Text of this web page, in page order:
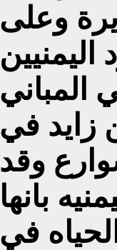
وعلى
المباني
في
وقد
بانها
في